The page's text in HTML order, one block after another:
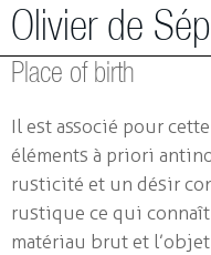
Olivier de
Photographer | Artist
The Alps in mutation
Bee care full
works in Photography
Place of birth
Il est associé pour
éléments à priori
rusticité et un désir
rustique ce qui
matériau brut et